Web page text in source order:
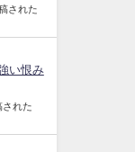
された
い恨み
された